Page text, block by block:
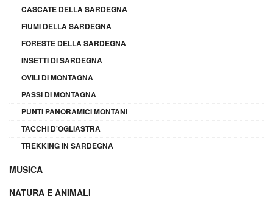
CASCATE DELLA SARDEGNA
FIUMI DELLA SARDEGNA
FORESTE DELLA SARDEGNA
INSETTI DI SARDEGNA
OVILI DI MONTAGNA
PASSI DI MONTAGNA
PUNTI PANORAMICI MONTANI
TACCHI D'OGLIASTRA
TREKKING IN SARDEGNA
MUSICA
NATURA E ANIMALI